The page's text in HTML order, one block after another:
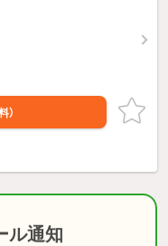
）
ル通知